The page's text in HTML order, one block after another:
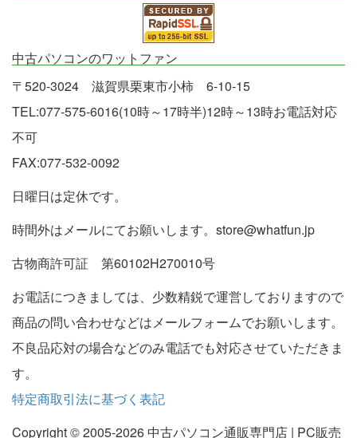
中古パソコンのワットファン
〒520-3024 滋賀県栗東市小柿 6-10-15
TEL:077-575-6016(10時～17時半)12時～13時お電話対応
不可
FAX:077-532-0092
日曜日は定休です。
時間外はメールにてお願いします。store@whatfun.jp
古物商許可証 第60102H270010号
お電話につきましては、少数精鋭で運営しておりますので
商品の問い合わせなどはメールフォームでお願いします。
不良品応対の場合などのみ電話でも対応させていただきま
す。
特定商取引法に基づく表記
Copyright © 2005-2026 中古パソコン通販専門店 | PC販売